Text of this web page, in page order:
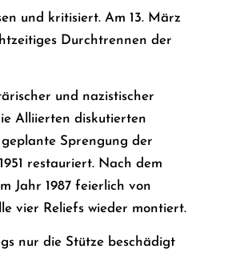
und kritisiert. Am 13. März
Durchtrennen der
und nazistischer
Alliierten diskutierten
Sprengung der
restauriert. Nach dem
Jahr 1987 feierlich von
vier Reliefs wieder montiert.
nur die Stütze beschädigt